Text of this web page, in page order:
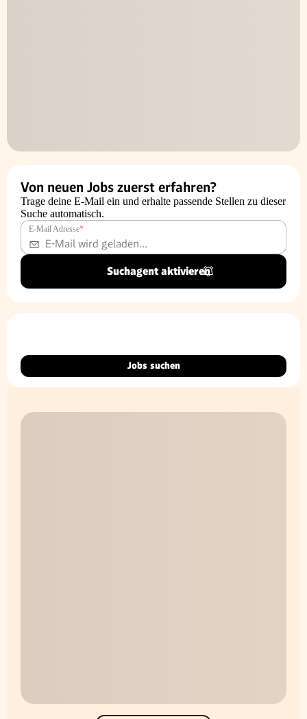
Von neuen Jobs zuerst erfahren?
Trage deine E-Mail ein und erhalte passende Stellen zu dieser
Suche automatisch.
E-Mail Adresse*
Suchagent aktivieren
Jobs suchen